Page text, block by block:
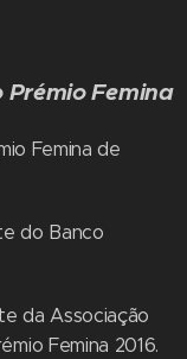
Femina
Femina de
do Banco
da Associação
Femina 2016.